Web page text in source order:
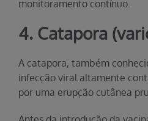
monitoramento contínuo.
4. Catapora
A catapora, também
infecção viral altamente
por uma erupção cutânea